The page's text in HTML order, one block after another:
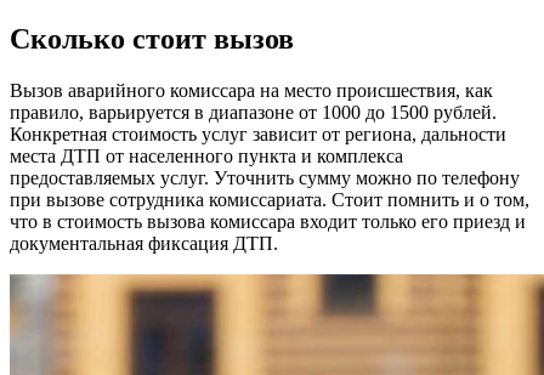
Сколько стоит вызов
Вызов аварийного комиссара на место происшествия, как
правило, варьируется в диапазоне от 1000 до 1500 рублей.
Конкретная стоимость услуг зависит от региона, дальности
места ДТП от населенного пункта и комплекса
предоставляемых услуг. Уточнить сумму можно по телефону
при вызове сотрудника комиссариата. Стоит помнить и о том,
что в стоимость вызова комиссара входит только его приезд и
документальная фиксация ДТП.